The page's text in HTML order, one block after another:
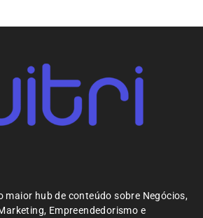
maior hub de conteúdo sobre Negócios,
Empreendedorismo e